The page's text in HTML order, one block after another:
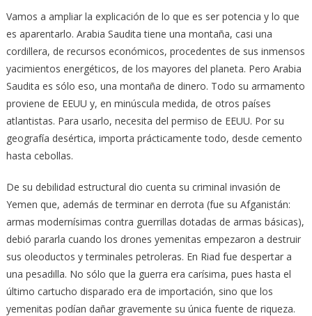
Vamos a ampliar la explicación de lo que es ser potencia y lo que
es aparentarlo. Arabia Saudita tiene una montaña, casi una
cordillera, de recursos económicos, procedentes de sus inmensos
yacimientos energéticos, de los mayores del planeta. Pero Arabia
Saudita es sólo eso, una montaña de dinero. Todo su armamento
proviene de EEUU y, en minúscula medida, de otros países
atlantistas. Para usarlo, necesita del permiso de EEUU. Por su
geografía desértica, importa prácticamente todo, desde cemento
hasta cebollas.
De su debilidad estructural dio cuenta su criminal invasión de
Yemen que, además de terminar en derrota (fue su Afganistán:
armas modernísimas contra guerrillas dotadas de armas básicas),
debió pararla cuando los drones yemenitas empezaron a destruir
sus oleoductos y terminales petroleras. En Riad fue despertar a
una pesadilla. No sólo que la guerra era carísima, pues hasta el
último cartucho disparado era de importación, sino que los
yemenitas podían dañar gravemente su única fuente de riqueza.